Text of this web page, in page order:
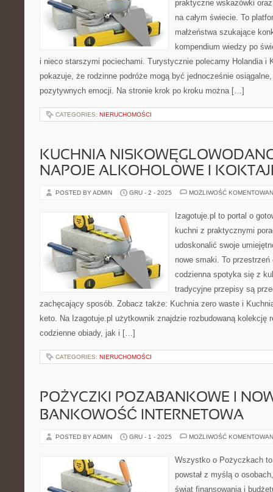
praktyczne wskazówki
na całym świecie. To
małżeństwa szukające
kompendium wiedzy po
i nieco starszymi pociechami. Turystycznie polecamy Holandia i
pokazuje, że rodzinne podróże mogą być jednocześnie osiągalne,
pozytywnych emocji. Na stronie krok po kroku można […]
CATEGORIES: NIERUCHOMOŚCI
KUCHNIA
NAPOJE ALKOHOLOWE I
POSTED BY ADMIN GRU - 2 - 2025 MOŻLIWOŚĆ
Izagotuje.pl to portal o
kuchni z praktycznymi
udoskonalić swoje
nowe smaki. To
codzienna spotyka się z
tradycyjne przepisy są
zachęcający sposób. Zobacz także: Kuchnia zero waste i
keto. Na Izagotuje.pl użytkownik znajdzie rozbudowaną kolekcję
codzienne obiady, jak i […]
CATEGORIES: NIERUCHOMOŚCI
POŻYCZKI POZABANKOWE I
BANKOWOŚĆ INTERNETOWA
POSTED BY ADMIN GRU - 1 - 2025 MOŻLIWOŚĆ
Wszystko o Pożyczkach
powstał z myślą o
świat finansowania i